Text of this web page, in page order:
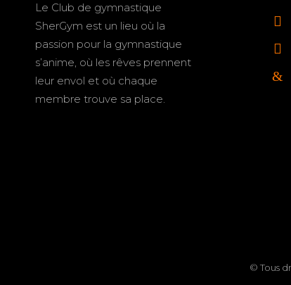
Le Club de gymnastique
SherGym est un lieu où la
passion pour la gymnastique
s’anime, où les rêves prennent
leur envol et où chaque
membre trouve sa place.
© Tous